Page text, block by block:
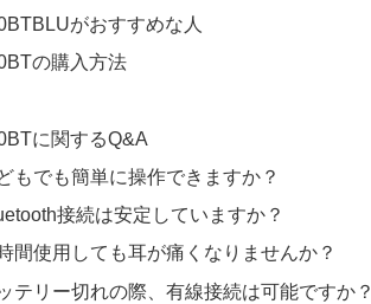
がおすすめな人
の購入方法
に関するQ&A
もでも簡単に操作できますか？
接続は安定していますか？
間使用しても耳が痛くなりませんか？
テリー切れの際、有線接続は可能ですか？